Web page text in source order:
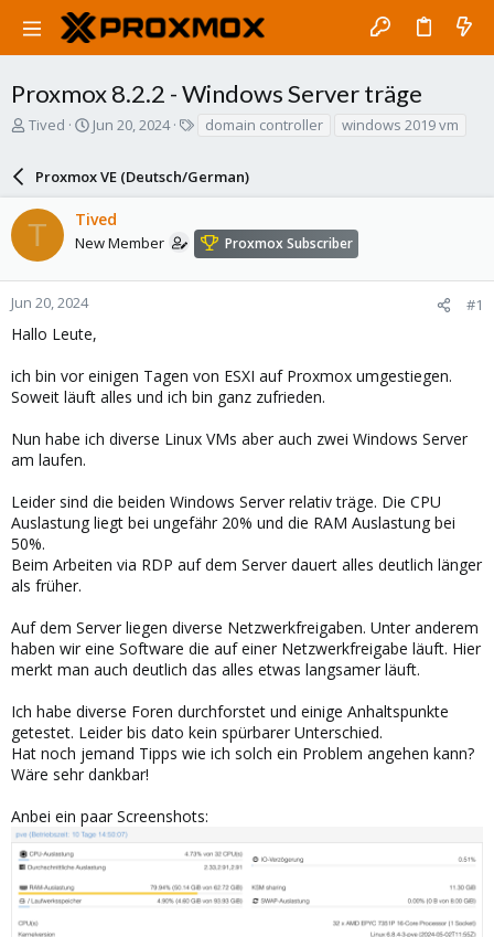
Proxmox 8.2.2 - Windows Server träge
T
a
d
t
a
r
e
Tived
S
r
t
d
a
e
Jun 20, 2024
s
domain controller windows 2019 vm
Proxmox VE (Deutsch/German)
T Tived
New Member Proxmox Subscriber
Jun 20, 2024 #1
Hallo Leute,
ich bin vor einigen Tagen von ESXI auf Proxmox umgestiegen.
Soweit läuft alles und ich bin ganz zufrieden.
Nun habe ich diverse Linux VMs aber auch zwei Windows Server
am laufen.
Leider sind die beiden Windows Server relativ träge. Die CPU
Auslastung liegt bei ungefähr 20% und die RAM Auslastung bei
50%.
Beim Arbeiten via RDP auf dem Server dauert alles deutlich länger
als früher.
Auf dem Server liegen diverse Netzwerkfreigaben. Unter anderem
haben wir eine Software die auf einer Netzwerkfreigabe läuft. Hier
merkt man auch deutlich das alles etwas langsamer läuft.
Ich habe diverse Foren durchforstet und einige Anhaltspunkte
getestet. Leider bis dato kein spürbarer Unterschied.
Hat noch jemand Tipps wie ich solch ein Problem angehen kann?
Wäre sehr dankbar!
Anbei ein paar Screenshots: